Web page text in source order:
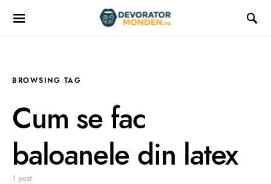
BROWSING TAG
Cum se fac
baloanele din latex
1 post